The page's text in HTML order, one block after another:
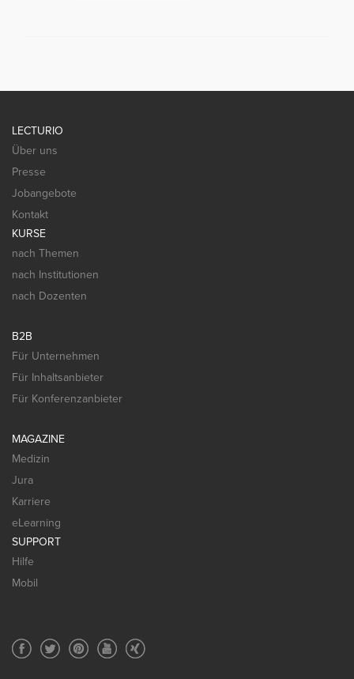
LECTURIO
Über uns
Presse
Jobangebote
Kontakt
KURSE
nach Themen
nach Institutionen
nach Dozenten
B2B
Für Unternehmen
Für Inhaltsanbieter
Für Konferenzanbieter
MAGAZINE
Medizin
Jura
Karriere
eLearning
SUPPORT
Hilfe
Mobil